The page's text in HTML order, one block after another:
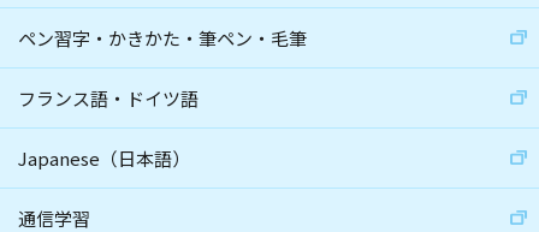
ペン習字・かきかた・筆ペン・毛筆
フランス語・ドイツ語
Japanese（日本語）
通信学習